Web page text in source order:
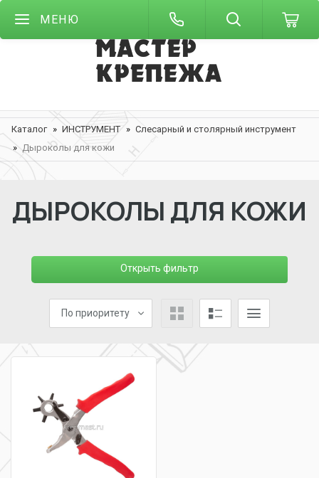
МЕНЮ
Каталог ИНСТРУМЕНТ
Слесарный и столярный инструмент
Дыроколы для кожи
ДЫРОКОЛЫ ДЛЯ КОЖИ
Открыть фильтр
По приоритету